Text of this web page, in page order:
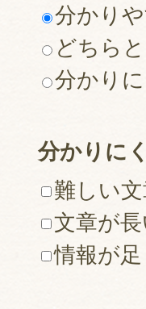
分かり
どちら
分かり
分かりに
難しい
文章が
情報が